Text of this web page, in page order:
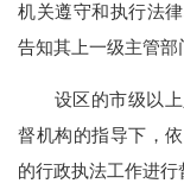
机关遵守和执行法
告知其上一级主管部
设区的市级以
督机构的指导下，
的行政执法工作进行